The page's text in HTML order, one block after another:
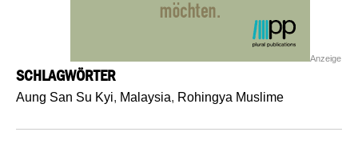
Anzeige
SCHLAGWÖRTER
Aung San Su Kyi, Malaysia, Rohingya Muslime